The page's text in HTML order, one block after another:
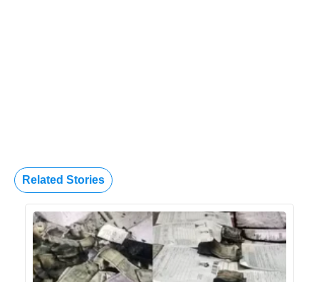
Related Stories